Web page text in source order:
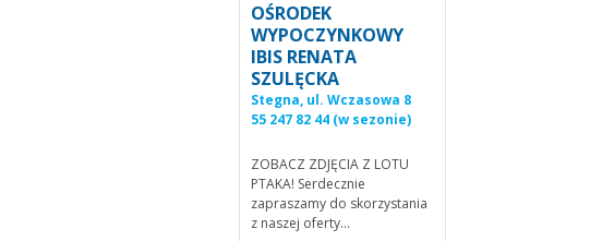
OŚRODEK
WYPOCZYNKOWY
IBIS RENATA
SZULĘCKA
Stegna, ul. Wczasowa 8
55 247 82 44 (w sezonie)
ZOBACZ ZDJĘCIA Z LOTU
PTAKA! Serdecznie
zapraszamy do skorzystania
z naszej oferty...